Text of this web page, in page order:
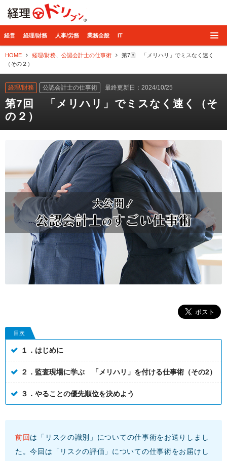
経営 経理/財務 人事/労務 業務全般 IT
HOME 経理/財務 公認会計士の仕事術
第7回 「メリハリ」でミスなく速く
（その２）
経理/財務 公認会計士の仕事術 最終更新日：2024/10/25
第7回 「メリハリ」でミスなく速く（そ
の２）
目次
１．はじめに
２．監査現場に学ぶ 「メリハリ」を付ける仕事術（その2）
３．やることの優先順位を決めよう
前回は「リスクの識別」についての仕事術をお送りしまし
た。今回は「リスクの評価」についての仕事術をお届けし